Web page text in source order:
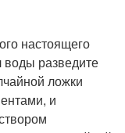
настоящего
воды разведите
ложки
и